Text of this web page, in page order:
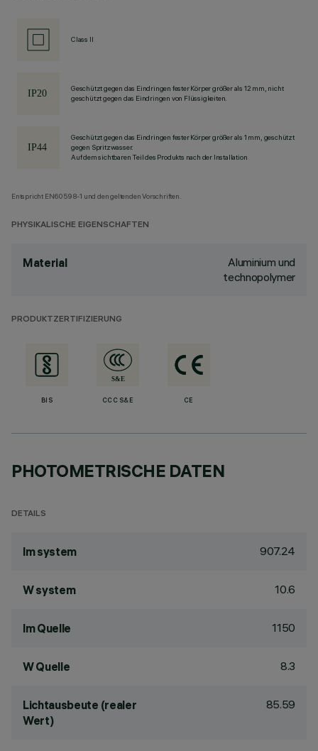
Class II
Geschützt gegen das Eindringen fester Körper größer als 12 mm, nicht
geschützt gegen das Eindringen von Flüssigkeiten.
Geschützt gegen das Eindringen fester Körper größer als 1 mm, geschützt
gegen Spritzwasser.
Auf dem sichtbaren Teil des Produkts nach der Installation
Entspricht EN60598-1 und den geltenden Vorschriften.
PHYSIKALISCHE EIGENSCHAFTEN
Material
Aluminium und
technopolymer
PRODUKTZERTIFIZIERUNG
BIS CCC S&E CE
PHOTOMETRISCHE DATEN
DETAILS
lm system 907.24
W system 10.6
lm Quelle 1150
W Quelle 8.3
Lichtausbeute (realer
Wert)
85.59